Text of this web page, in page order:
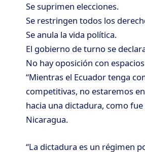
Se suprimen elecciones.
Se restringen todos los
Se anula la vida política.
El gobierno de turno se
No hay oposición con
“Mientras el Ecuador tenga
competitivas, no estaremos
hacia una dictadura, como
Nicaragua.
“La dictadura es un régimen